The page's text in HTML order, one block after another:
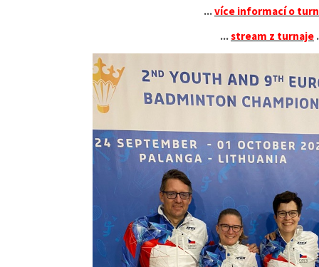
...více informací o
...stream z turnaje